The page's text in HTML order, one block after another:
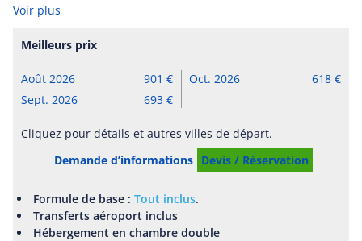
Voir plus
Demande d’informations Devis / Réservation
Meilleurs prix
Août 2026
901
Sept. 2026
693
Oct. 2026 618
Cliquez pour détails et autres villes de départ.
Formule de base :Tout inclus.
Transferts aéroport inclus
Hébergement en chambre double